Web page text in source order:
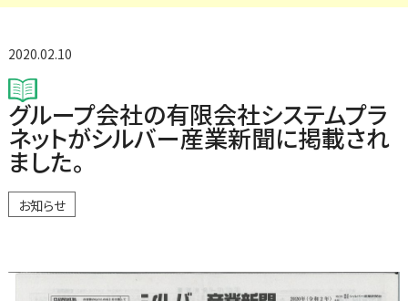
2020.02.10
グループ会社の有限会社システムプラ
ネットがシルバー産業新聞に掲載され
ました。
お知らせ